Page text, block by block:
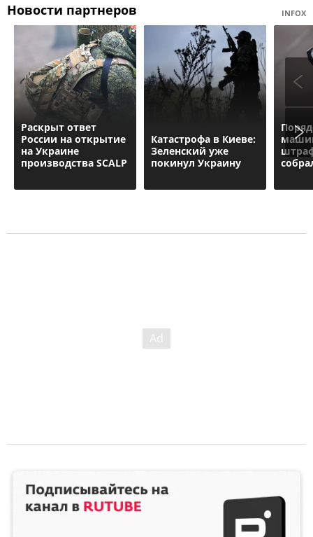
Новости партнеров INFOX
Раскрыт ответ
России на открытие
на Украине
производства SCALP
Катастрофа в Киеве:
Зеленский уже
покинул Украину